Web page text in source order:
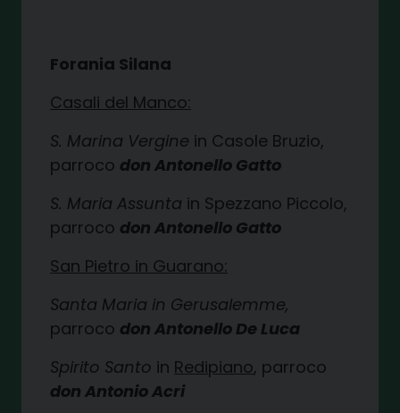
Forania Silana
Casali del Manco:
S. Marina Vergine in Casole Bruzio,
parroco don Antonello Gatto
S. Maria Assunta in Spezzano Piccolo,
parroco don Antonello Gatto
San Pietro in Guarano:
Santa Maria in Gerusalemme,
parroco don Antonello De Luca
Spirito Santo in Redipiano, parroco
don Antonio Acri